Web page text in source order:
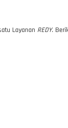
Layanan REDY.